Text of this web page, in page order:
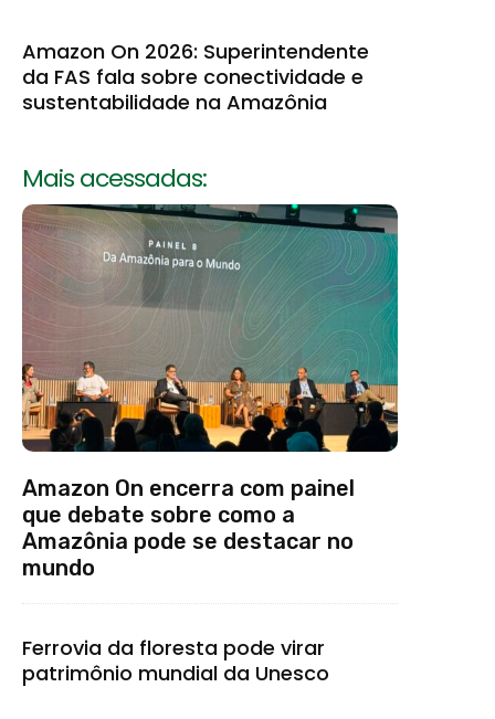
Amazon On 2026: Superintendente
da FAS fala sobre conectividade e
sustentabilidade na Amazônia
Mais acessadas:
Amazon On encerra com painel
que debate sobre como a
Amazônia pode se destacar no
mundo
Ferrovia da floresta pode virar
patrimônio mundial da Unesco